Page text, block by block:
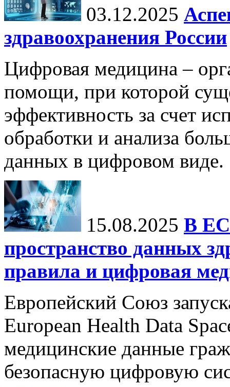
03.12.2025
здравоохранения России
Цифровая медицина –
помощи, при которой
эффективность за счет
обработки и анализа
данных в цифровом виде.
15.08.2025 В ЕС
пространство данных
правила и цифровая
Европейский Союз
European Health Data
медицинские данные
безопасную цифровую